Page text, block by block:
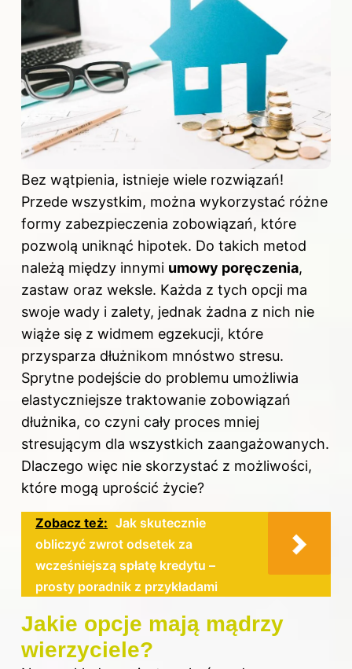
Bez wątpienia, istnieje wiele rozwiązań!
Przede wszystkim, można wykorzystać różne
formy zabezpieczenia zobowiązań, które
pozwolą uniknąć hipotek. Do takich metod
należą między innymi umowy poręczenia,
zastaw oraz weksle. Każda z tych opcji ma
swoje wady i zalety, jednak żadna z nich nie
wiąże się z widmem egzekucji, które
przysparza dłużnikom mnóstwo stresu.
Sprytne podejście do problemu umożliwia
elastyczniejsze traktowanie zobowiązań
dłużnika, co czyni cały proces mniej
stresującym dla wszystkich zaangażowanych.
Dlaczego więc nie skorzystać z możliwości,
które mogą uprościć życie?
Zobacz też: Jak skutecznie
obliczyć zwrot odsetek za
wcześniejszą spłatę kredytu –
prosty poradnik z przykładami
Jakie opcje mają mądrzy
wierzyciele?